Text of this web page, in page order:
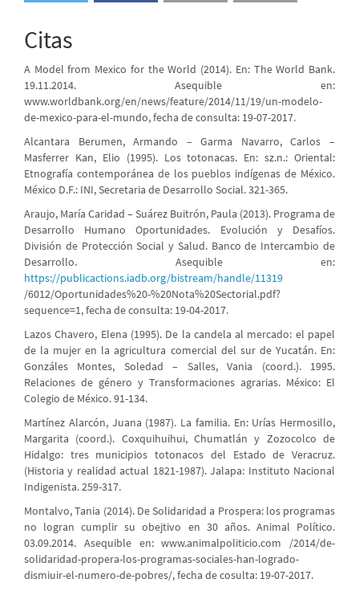
Citas
A Model from Mexico for the World (2014). En: The World Bank.
19.11.2014. Asequible en:
www.worldbank.org/en/news/feature/2014/11/19/un-modelo-
de-mexico-para-el-mundo, fecha de consulta: 19-07-2017.
Alcantara Berumen, Armando – Garma Navarro, Carlos –
Masferrer Kan, Elio (1995). Los totonacas. En: sz.n.: Oriental:
Etnografía contemporánea de los pueblos indígenas de México.
México D.F.: INI, Secretaria de Desarrollo Social. 321-365.
Araujo, María Caridad – Suárez Buitrón, Paula (2013). Programa de
Desarrollo Humano Oportunidades. Evolución y Desafíos.
División de Protección Social y Salud. Banco de Intercambio de
Desarrollo. Asequible en:
https://publicactions.iadb.org/bistream/handle/11319
/6012/Oportunidades%20-%20Nota%20Sectorial.pdf?
sequence=1, fecha de consulta: 19-04-2017.
Lazos Chavero, Elena (1995). De la candela al mercado: el papel
de la mujer en la agricultura comercial del sur de Yucatán. En:
Gonzáles Montes, Soledad – Salles, Vania (coord.). 1995.
Relaciones de género y Transformaciones agrarias. México: El
Colegio de México. 91-134.
Martínez Alarcón, Juana (1987). La familia. En: Urías Hermosillo,
Margarita (coord.). Coxquihuihui, Chumatlán y Zozocolco de
Hidalgo: tres municipios totonacos del Estado de Veracruz.
(Historia y realidad actual 1821-1987). Jalapa: Instituto Nacional
Indigenista. 259-317.
Montalvo, Tania (2014). De Solidaridad a Prospera: los programas
no logran cumplir su obejtivo en 30 años. Animal Político.
03.09.2014. Asequible en: www.animalpoliticio.com /2014/de-
solidaridad-propera-los-programas-sociales-han-logrado-
dismiuir-el-numero-de-pobres/, fecha de cosulta: 19-07-2017.